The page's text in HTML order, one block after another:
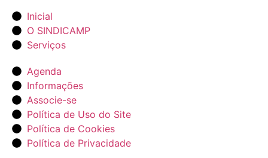
Inicial
O SINDICAMP
Serviços
Agenda
Informações
Associe-se
Política de Uso do Site
Política de Cookies
Política de Privacidade